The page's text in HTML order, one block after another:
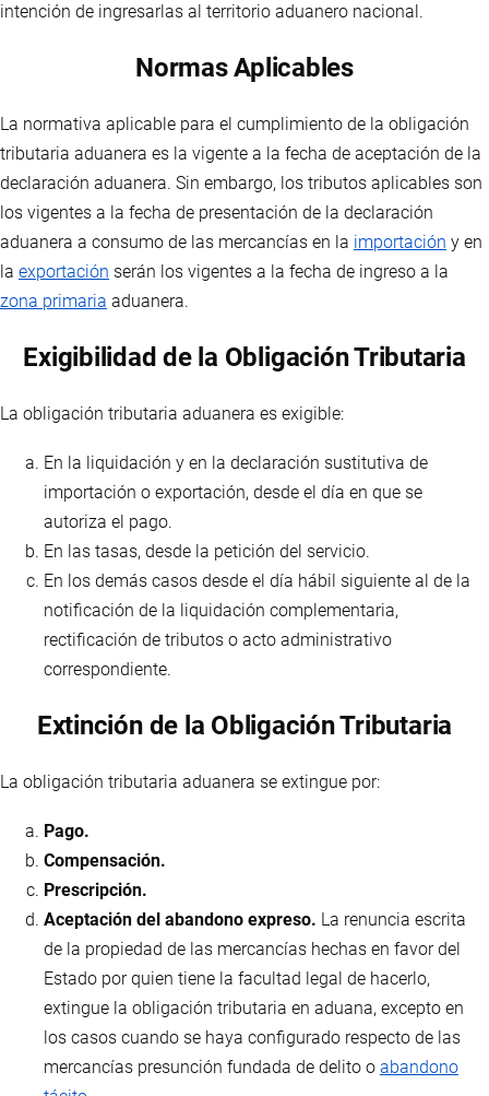
intención de ingresarlas al territorio aduanero nacional.
Normas Aplicables
La normativa aplicable para el cumplimiento de la obligación
tributaria aduanera es la vigente a la fecha de aceptación de la
declaración aduanera. Sin embargo, los tributos aplicables son
los vigentes a la fecha de presentación de la declaración
aduanera a consumo de las mercancías en la importación y en
la exportación serán los vigentes a la fecha de ingreso a la
zona primaria aduanera.
Exigibilidad de la Obligación Tributaria
La obligación tributaria aduanera es exigible:
En la liquidación y en la declaración sustitutiva de
importación o exportación, desde el día en que se
autoriza el pago.
En las tasas, desde la petición del servicio.
En los demás casos desde el día hábil siguiente al de la
notificación de la liquidación complementaria,
rectificación de tributos o acto administrativo
correspondiente.
Extinción de la Obligación Tributaria
La obligación tributaria aduanera se extingue por:
Pago.
Compensación.
Prescripción.
Aceptación del abandono expreso. La renuncia escrita
de la propiedad de las mercancías hechas en favor del
Estado por quien tiene la facultad legal de hacerlo,
extingue la obligación tributaria en aduana, excepto en
los casos cuando se haya configurado respecto de las
mercancías presunción fundada de delito o abandono